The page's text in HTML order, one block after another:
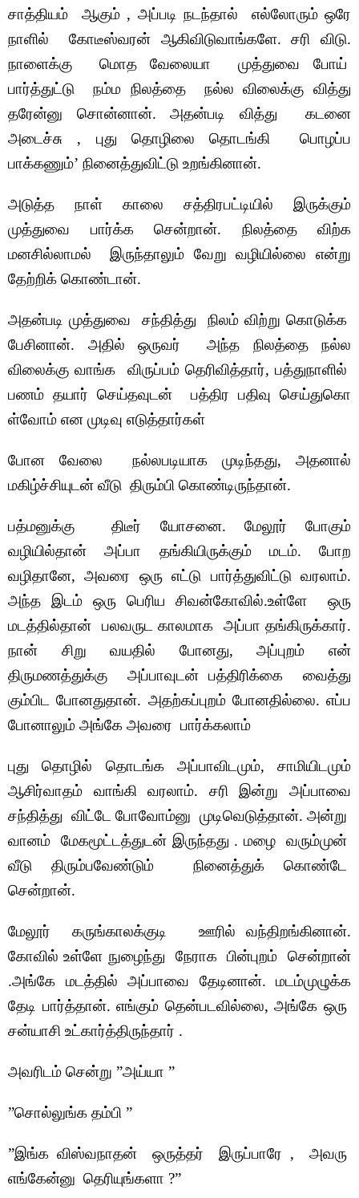
சாத்தியம் ஆகும் , அப்படி நடந்தால் எல்லோரும் ஒரே
நாளில் கோடீஸ்வரன் ஆகிவிடுவாங்களே.சரி விடு.
நாளைக்கு மொத வேலையா முத்துவை போய்
பார்த்துட்டு நம்ம நிலத்தை நல்ல விலைக்கு வித்து
தரேன்னு சொன்னான். அதன்படி வித்து கடனை
அடைச்சு , புது தொழிலை தொடங்கி பொழப்ப
பாக்கணும்’ நினைத்துவிட்டு உறங்கினான்.
அடுத்த நாள் காலை சத்திரபட்டியில் இருக்கும்
முத்துவை பார்க்க சென்றான். நிலத்தை விற்க
மனசில்லாமல் இருந்தாலும் வேறு வழியில்லை என்று
தேற்றிக் கொண்டான்.
அதன்படி முத்துவை சந்தித்து நிலம் விற்று கொடுக்க
பேசினான். அதில் ஒருவர் அந்த நிலத்தை நல்ல
விலைக்கு வாங்க விருப்பம் தெரிவித்தார், பத்துநாளில்
பணம் தயார் செய்தவுடன் பத்திர பதிவு செய்துகொ
ள்வோம் என முடிவு எடுத்தார்கள்
போன வேலை நல்லபடியாக முடிந்தது, அதனால்
மகிழ்ச்சியுடன் வீடு திரும்பி கொண்டிருந்தான்.
பத்மனுக்கு திடீர் யோசனை. மேலூர் போகும்
வழியில்தான் அப்பா தங்கியிருக்கும் மடம். போற
வழிதானே, அவரை ஒரு எட்டு பார்த்துவிட்டு வரலாம்.
அந்த இடம் ஒரு பெரிய சிவன்கோவில்.உள்ளே ஒரு
மடத்தில்தான் பலவருட காலமாக அப்பா தங்கிருக்கார்.
நான் சிறு வயதில் போனது, அப்புறம் என்
திருமணத்துக்கு அப்பாவுடன் பத்திரிக்கை வைத்து
கும்பிட போனதுதான். அதற்கப்புறம் போனதில்லை. எப்ப
போனாலும் அங்கே அவரை பார்க்கலாம்
புது தொழில் தொடங்க அப்பாவிடமும், சாமியிடமும்
ஆசிர்வாதம் வாங்கி வரலாம். சரி இன்று அப்பாவை
சந்தித்து விட்டே போவோம்னு முடிவெடுத்தான். அன்று
வானம் மேகமூட்டத்துடன் இருந்தது . மழை வரும்முன்
வீடு திரும்பவேண்டும் நினைத்துக் கொண்டே
சென்றான்.
மேலூர் கருங்காலக்குடி ஊரில் வந்திறங்கினான்.
கோவில் உள்ளே நுழைந்து நேராக பின்புறம் சென்றான்
.அங்கே மடத்தில் அப்பாவை தேடினான். மடம்முழுக்க
தேடி பார்த்தான். எங்கும் தென்படவில்லை, அங்கே ஒரு
சன்யாசி உட்கார்த்திருந்தார் .
அவரிடம் சென்று ”அய்யா ”
”சொல்லுங்க தம்பி ”
”இங்க விஸ்வநாதன் ஒருத்தர் இருப்பாரே , அவரு
எங்கேன்னு தெரியுங்களா ?”